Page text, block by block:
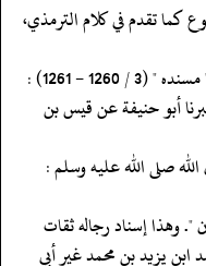
كما تقدم في كلام الترمذي،
- 1261) :
أبو حنيفة عن قيس بن
صلى الله عليه وسلم :
". وهذا إسناد رجاله ثقات
يزيد بن محمد غير أبي